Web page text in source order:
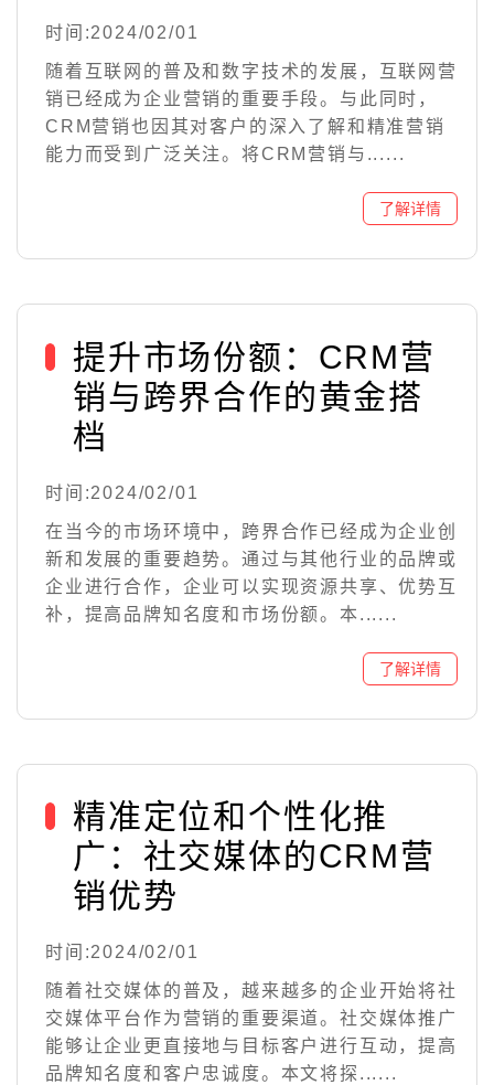
时间:2024/02/01
随着互联网的普及和数字技术的发展，互联网营
销已经成为企业营销的重要手段。与此同时，
CRM营销也因其对客户的深入了解和精准营销
能力而受到广泛关注。将CRM营销与......
提升市场份额：CRM营
销与跨界合作的黄金搭
档
时间:2024/02/01
在当今的市场环境中，跨界合作已经成为企业创
新和发展的重要趋势。通过与其他行业的品牌或
企业进行合作，企业可以实现资源共享、优势互
补，提高品牌知名度和市场份额。本......
精准定位和个性化推
广：社交媒体的CRM营
销优势
时间:2024/02/01
随着社交媒体的普及，越来越多的企业开始将社
交媒体平台作为营销的重要渠道。社交媒体推广
能够让企业更直接地与目标客户进行互动，提高
品牌知名度和客户忠诚度。本文将探......